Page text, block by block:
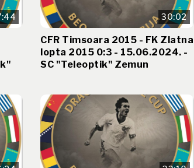
30:02
CFR Timsoara 2015 - FK Zlatna
lopta 2015 0:3 - 15.06.2024. -
SC "Teleoptik" Zemun